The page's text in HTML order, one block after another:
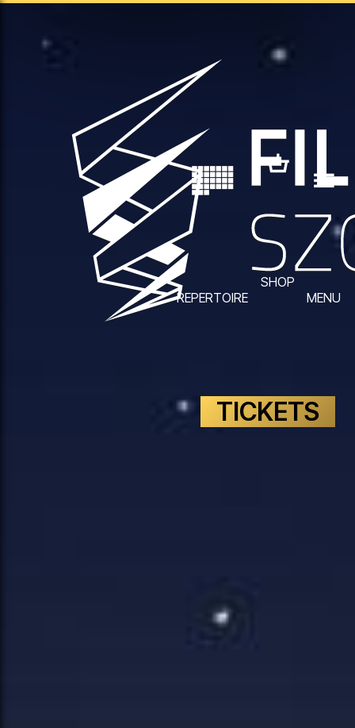
REPERTOIRE
SHOP
MENU
TICKETS